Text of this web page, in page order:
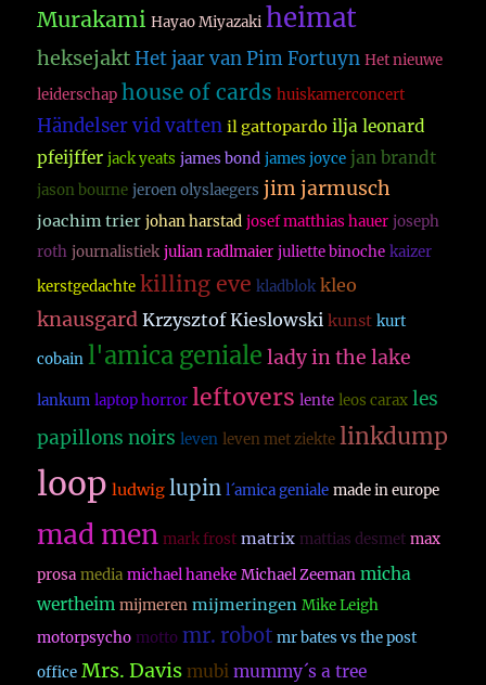
Murakami Hayao Miyazaki heimat
heksejakt Het jaar van Pim Fortuyn Het nieuwe
leiderschap house of cards huiskamerconcert
Händelser vid vatten il gattopardo ilja leonard
pfeijffer jack yeats james bond james joyce jan brandt
jason bourne jeroen olyslaegers jim jarmusch
joachim trier johan harstad josef matthias hauer joseph
roth journalistiek julian radlmaier juliette binoche kaizer
kerstgedachte killing eve kladblok kleo
knausgard Krzysztof Kieslowski kunst kurt
cobain l'amica geniale lady in the lake
lankum laptop horror leftovers lente leos carax les
papillons noirs leven leven met ziekte linkdump
loop ludwig lupin l´amica geniale made in europe
mad men mark frost matrix mattias desmet max
prosa media michael haneke Michael Zeeman micha
wertheim mijmeren mijmeringen Mike Leigh
motorpsycho motto mr. robot mr bates vs the post
office Mrs. Davis mubi mummy´s a tree